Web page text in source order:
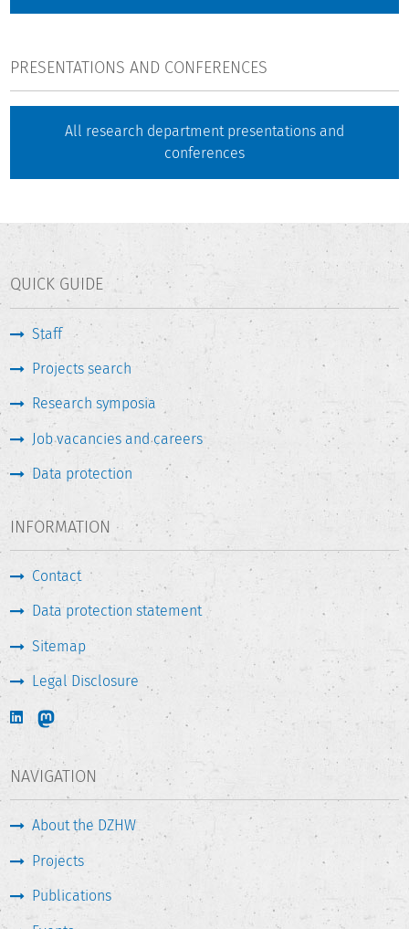
PRESENTATIONS AND CONFERENCES
All research department presentations and
conferences
QUICK GUIDE
Staff
Projects search
Research symposia
Job vacancies and careers
Data protection
INFORMATION
Contact
Data protection statement
Sitemap
Legal Disclosure
NAVIGATION
About the DZHW
Projects
Publications